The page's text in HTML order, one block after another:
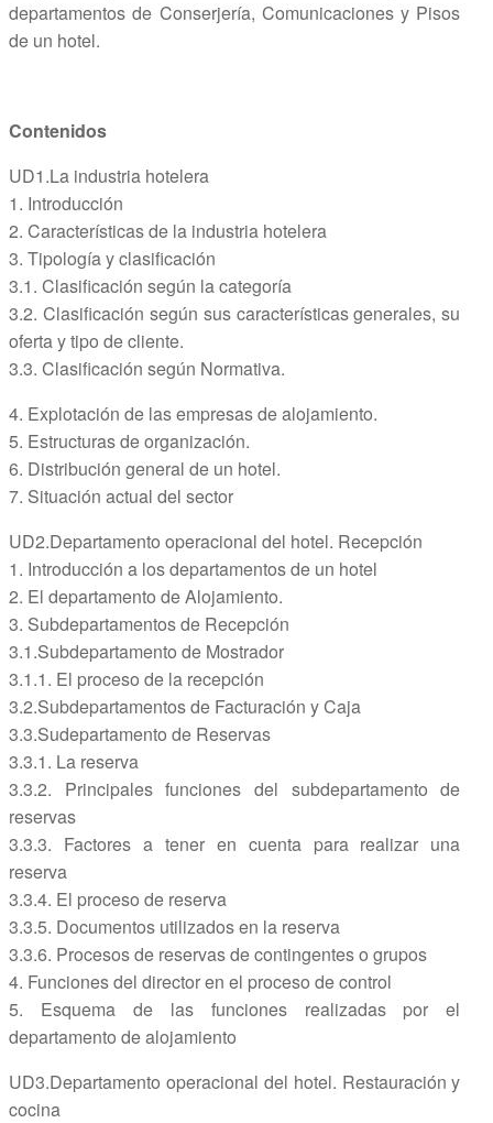
departamentos de Conserjería, Comunicaciones y Pisos
de un hotel.
Contenidos
UD1.La industria hotelera
1. Introducción
2. Características de la industria hotelera
3. Tipología y clasificación
3.1. Clasificación según la categoría
3.2. Clasificación según sus características generales, su
oferta y tipo de cliente.
3.3. Clasificación según Normativa.
4. Explotación de las empresas de alojamiento.
5. Estructuras de organización.
6. Distribución general de un hotel.
7. Situación actual del sector
UD2.Departamento operacional del hotel. Recepción
1. Introducción a los departamentos de un hotel
2. El departamento de Alojamiento.
3. Subdepartamentos de Recepción
3.1.Subdepartamento de Mostrador
3.1.1. El proceso de la recepción
3.2.Subdepartamentos de Facturación y Caja
3.3.Sudepartamento de Reservas
3.3.1. La reserva
3.3.2. Principales funciones del subdepartamento de
reservas
3.3.3. Factores a tener en cuenta para realizar una
reserva
3.3.4. El proceso de reserva
3.3.5. Documentos utilizados en la reserva
3.3.6. Procesos de reservas de contingentes o grupos
4. Funciones del director en el proceso de control
5. Esquema de las funciones realizadas por el
departamento de alojamiento
UD3.Departamento operacional del hotel. Restauración y
cocina